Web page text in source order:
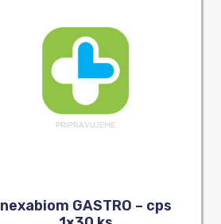
nexabiom GASTRO – cps